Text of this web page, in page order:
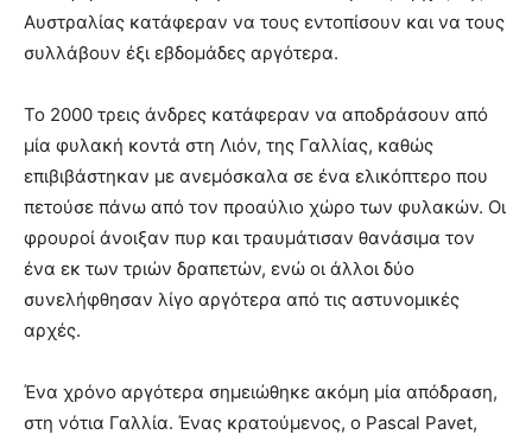
Αυστραλίας κατάφεραν να τους εντοπίσουν και να τους
συλλάβουν έξι εβδομάδες αργότερα.
Το 2000 τρεις άνδρες κατάφεραν να αποδράσουν από
μία φυλακή κοντά στη Λιόν, της Γαλλίας, καθώς
επιβιβάστηκαν με ανεμόσκαλα σε ένα ελικόπτερο που
πετούσε πάνω από τον προαύλιο χώρο των φυλακών. Οι
φρουροί άνοιξαν πυρ και τραυμάτισαν θανάσιμα τον
ένα εκ των τριών δραπετών, ενώ οι άλλοι δύο
συνελήφθησαν λίγο αργότερα από τις αστυνομικές
αρχές.
Ένα χρόνο αργότερα σημειώθηκε ακόμη μία απόδραση,
στη νότια Γαλλία. Ένας κρατούμενος, ο Pascal Pavet,